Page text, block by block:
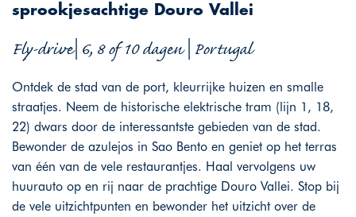
sprookjesachtige Douro Vallei
Fly-drive| 6, 8 of 10 dagen | Portugal
Ontdek de stad van de port, kleurrijke huizen en smalle
straatjes. Neem de historische elektrische tram (lijn 1, 18,
22) dwars door de interessantste gebieden van de stad.
Bewonder de azulejos in Sao Bento en geniet op het terras
van één van de vele restaurantjes. Haal vervolgens uw
huurauto op en rij naar de prachtige Douro Vallei. Stop bij
de vele uitzichtpunten en bewonder het uitzicht over de